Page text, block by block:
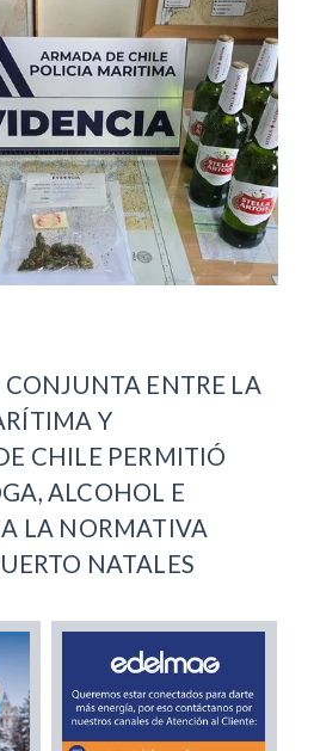
ENTRE LA
Y
CHILE PERMITIÓ
ALCOHOL E
LA NORMATIVA
NATALES